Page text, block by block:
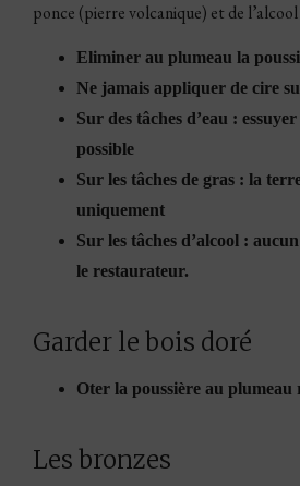
ponce (pierre volcanique) et de l’alcool
Eliminer au plumeau la
Ne jamais appliquer de cire
Sur des tâches d’eau :
possible
Sur les tâches de gras : la
uniquement
Sur les tâches d’alcool :
le restaurateur.
Garder le bois doré
Oter la poussière au plumeau
Les bronzes